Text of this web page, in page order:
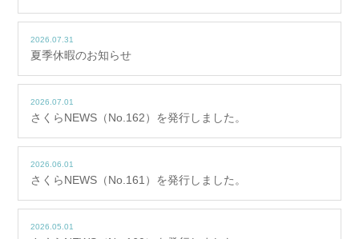
2026.07.31
夏季休暇のお知らせ
2026.07.01
さくらNEWS（No.162）を発行しました。
2026.06.01
さくらNEWS（No.161）を発行しました。
2026.05.01